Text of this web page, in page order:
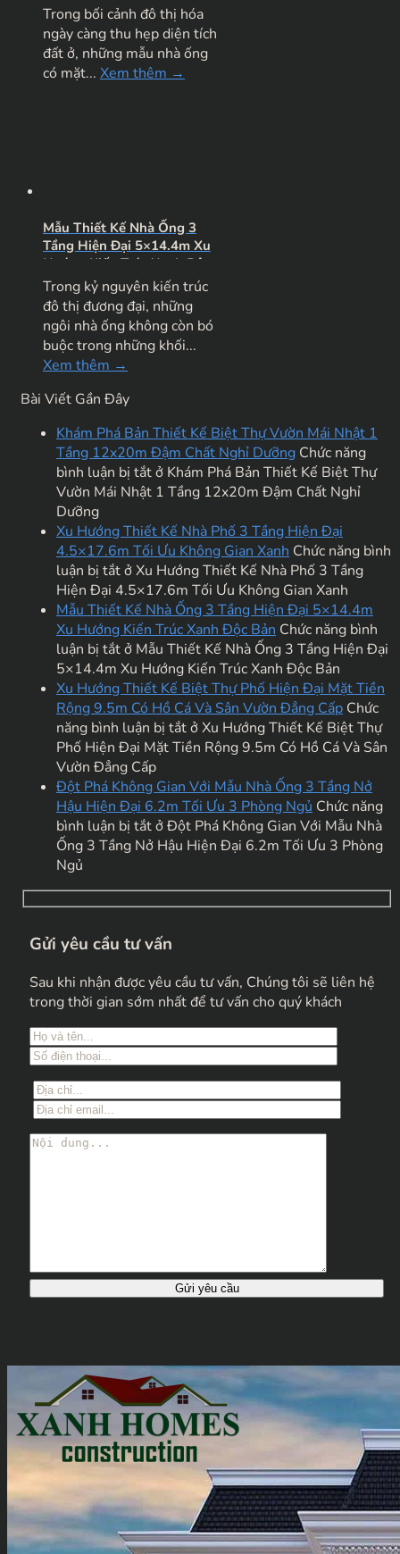
Gian Xanh
Trong bối cảnh đô thị hóa
ngày càng thu hẹp diện tích
đất ở, những mẫu nhà ống
có mặt... Xem thêm →
Mẫu Thiết Kế Nhà Ống 3
Tầng Hiện Đại 5×14.4m Xu
Hướng Kiến Trúc Xanh Độc
Bản
Trong kỷ nguyên kiến trúc
đô thị đương đại, những
ngôi nhà ống không còn bó
buộc trong những khối...
Xem thêm →
Bài Viết Gần Đây
Khám Phá Bản Thiết Kế Biệt Thự Vườn Mái Nhật 1
Tầng 12x20m Đậm Chất Nghỉ Dưỡng Chức năng
bình luận bị tắtở Khám Phá Bản Thiết Kế Biệt Thự
Vườn Mái Nhật 1 Tầng 12x20m Đậm Chất Nghỉ
Dưỡng
Xu Hướng Thiết Kế Nhà Phố 3 Tầng Hiện Đại
4.5×17.6m Tối Ưu Không Gian Xanh Chức năng bình
luận bị tắtở Xu Hướng Thiết Kế Nhà Phố 3 Tầng
Hiện Đại 4.5×17.6m Tối Ưu Không Gian Xanh
Mẫu Thiết Kế Nhà Ống 3 Tầng Hiện Đại 5×14.4m
Xu Hướng Kiến Trúc Xanh Độc Bản Chức năng bình
luận bị tắtở Mẫu Thiết Kế Nhà Ống 3 Tầng Hiện Đại
5×14.4m Xu Hướng Kiến Trúc Xanh Độc Bản
Xu Hướng Thiết Kế Biệt Thự Phố Hiện Đại Mặt Tiền
Rộng 9.5m Có Hồ Cá Và Sân Vườn Đẳng Cấp Chức
năng bình luận bị tắtở Xu Hướng Thiết Kế Biệt Thự
Phố Hiện Đại Mặt Tiền Rộng 9.5m Có Hồ Cá Và Sân
Vườn Đẳng Cấp
Đột Phá Không Gian Với Mẫu Nhà Ống 3 Tầng Nở
Hậu Hiện Đại 6.2m Tối Ưu 3 Phòng Ngủ Chức năng
bình luận bị tắtở Đột Phá Không Gian Với Mẫu Nhà
Ống 3 Tầng Nở Hậu Hiện Đại 6.2m Tối Ưu 3 Phòng
Ngủ
Gửi yêu cầu tư vấn
Sau khi nhận được yêu cầu tư vấn, Chúng tôi sẽ liên hệ
trong thời gian sớm nhất để tư vấn cho quý khách